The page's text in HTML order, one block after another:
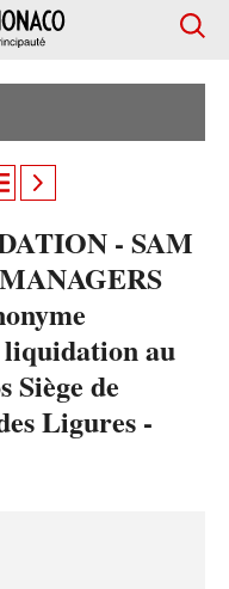
- SAM
liquidation au
Siège de
Ligures -